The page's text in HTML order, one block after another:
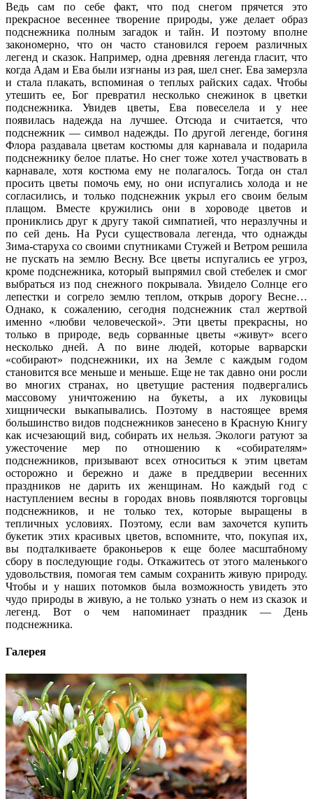
Ведь сам по себе факт, что под снегом прячется это
прекрасное весеннее творение природы, уже делает образ
подснежника полным загадок и тайн. И поэтому вполне
закономерно, что он часто становился героем различных
легенд и сказок. Например, одна древняя легенда гласит, что
когда Адам и Ева были изгнаны из рая, шел снег. Ева замерзла
и стала плакать, вспоминая о теплых райских садах. Чтобы
утешить ее, Бог превратил несколько снежинок в цветки
подснежника. Увидев цветы, Ева повеселела и у нее
появилась надежда на лучшее. Отсюда и считается, что
подснежник — символ надежды. По другой легенде, богиня
Флора раздавала цветам костюмы для карнавала и подарила
подснежнику белое платье. Но снег тоже хотел участвовать в
карнавале, хотя костюма ему не полагалось. Тогда он стал
просить цветы помочь ему, но они испугались холода и не
согласились, и только подснежник укрыл его своим белым
плащом. Вместе кружились они в хороводе цветов и
прониклись друг к другу такой симпатией, что неразлучны и
по сей день. На Руси существовала легенда, что однажды
Зима-старуха со своими спутниками Стужей и Ветром решила
не пускать на землю Весну. Все цветы испугались ее угроз,
кроме подснежника, который выпрямил свой стебелек и смог
выбраться из под снежного покрывала. Увидело Солнце его
лепестки и согрело землю теплом, открыв дорогу Весне…
Однако, к сожалению, сегодня подснежник стал жертвой
именно «любви человеческой». Эти цветы прекрасны, но
только в природе, ведь сорванные цветы «живут» всего
несколько дней. А по вине людей, которые варварски
«собирают» подснежники, их на Земле с каждым годом
становится все меньше и меньше. Еще не так давно они росли
во многих странах, но цветущие растения подвергались
массовому уничтожению на букеты, а их луковицы
хищнически выкапывались. Поэтому в настоящее время
большинство видов подснежников занесено в Красную Книгу
как исчезающий вид, собирать их нельзя. Экологи ратуют за
ужесточение мер по отношению к «собирателям»
подснежников, призывают всех относиться к этим цветам
осторожно и бережно и даже в преддверии весенних
праздников не дарить их женщинам. Но каждый год с
наступлением весны в городах вновь появляются торговцы
подснежников, и не только тех, которые выращены в
тепличных условиях. Поэтому, если вам захочется купить
букетик этих красивых цветов, вспомните, что, покупая их,
вы подталкиваете браконьеров к еще более масштабному
сбору в последующие годы. Откажитесь от этого маленького
удовольствия, помогая тем самым сохранить живую природу.
Чтобы и у наших потомков была возможность увидеть это
чудо природы в живую, а не только узнать о нем из сказок и
легенд. Вот о чем напоминает праздник — День
подснежника.
Галерея